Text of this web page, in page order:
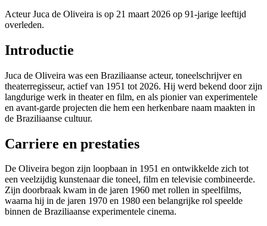
Acteur Juca de Oliveira is op 21 maart 2026 op 91-jarige leeftijd
overleden.
Introductie
Juca de Oliveira was een Braziliaanse acteur, toneelschrijver en
theaterregisseur, actief van 1951 tot 2026. Hij werd bekend door zijn
langdurige werk in theater en film, en als pionier van experimentele
en avant-garde projecten die hem een herkenbare naam maakten in
de Braziliaanse cultuur.
Carriere en prestaties
De Oliveira begon zijn loopbaan in 1951 en ontwikkelde zich tot
een veelzijdig kunstenaar die toneel, film en televisie combineerde.
Zijn doorbraak kwam in de jaren 1960 met rollen in speelfilms,
waarna hij in de jaren 1970 en 1980 een belangrijke rol speelde
binnen de Braziliaanse experimentele cinema.